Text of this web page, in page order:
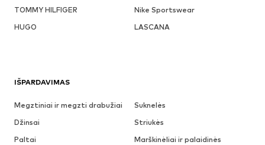
TOMMY HILFIGER
Nike Sportswear
HUGO
LASCANA
IŠPARDAVIMAS
Megztiniai ir megzti drabužiai
Suknelės
Džinsai
Striukės
Paltai
Marškinėliai ir palaidinės